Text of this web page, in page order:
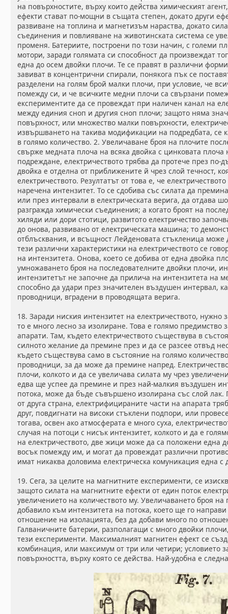
на повърхностите, върху които действа химическият
ефекти стават по-мощни в същата степен, докато други
развиване на топлина и магнетизъм нараства, докато
съединения и повлияване на животинската система се
променя. Батериите, построени по този начин, с големи
мотори, заради голямата си способност да произвеждат
една до осем двойки плочи. Те се правят в различни
завиват в концентрични спирали, понякога пък се
разделени на голям брой малки плочи, при условие, че
помежду си, и че всичките медни плочи са свързани
експериментите да се провеждат при наличен канал на
между единия сноп и другия сноп плочи; защото няма
повърхност, или множество малки повърхности,
извършването на такива модификации на подредбата, се
в голямо количество. 2. Увеличаване броя на плочите
свърже медната плоча на всяка двойка с цинковата
подреждане, електричеството трябва да протече през по-
двойка е отделна от приближените й чрез слой течност,
електричеството. Резултатът от това е, че
наречена интензитет. То се сдобива със силата да
или през интервали в електрическата верига, да отдава
разгражда химически съединения; а когато броят на
хиляди или дори стотици, развитото електричество
до онова, развивано от електрическата машина; то
отблъсквания, и всъщност Лейденовата стъкленица може
тези различни характеристики на електричеството се
на интензитета. Онова, което се добива от една двойка
умножаването броя на последователните двойки плочи,
интензитетът не започне да прилича на интензитета на
способно да удари през значителен въздушен интервал,
проводници, вградени в проводящата верига.
18. Заради ниския интензитет на електричеството, нужно
то е много лесно за изолиране. Това е голямо предимство
апарати. Там, където електричеството съществува в
силното желание да премине през и да се разсее отвъд
където съществува само в състояние на голямо
проводници, за да може да премине напред.
плочи, колкото и да се увеличава силата му чрез
едва ще успее да премине и през най-малкия въздушен
потока, може да бъде съвършено изолирана със слой лак.
от друга страна, електрифицираните части на апарата
друг, повдигнати на високи стъклени подпори, или
тогава, освен ако атмосферата е много суха,
случая на потоци с нисък интензитет, колкото и да е
на електричеството, две жици може да са положени една
восък помежду им, и могат да провеждат различни
имат никаква доловима електрическа комуникация една с
19. Сега, за целите на магнитните експерименти, се
защото силата на магнитните ефекти от един поток
увеличението на количеството му. Увеличаването броя
добавило към интензитета на потока, което ще го
отношение на изолацията, без да добави много по
Галваничните батерии, разполагащи с много двойки
тези експерименти. Максималният магнитен ефект се
комбинация, или максимум от три или четири; условието
повърхността, върху която се действа. Най-удобна е